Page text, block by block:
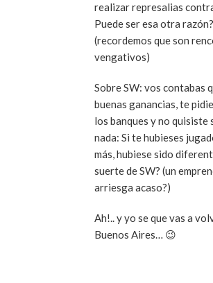
realizar represalias
Puede ser esa otra razón?
(recordemos que son
vengativos)
Sobre SW: vos contabas
buenas ganancias, te
los banques y no quisiste
nada: Si te hubieses
más, hubiese sido
suerte de SW? (un
arriesga acaso?)
Ah!.. y yo se que vas a
Buenos Aires… 😉